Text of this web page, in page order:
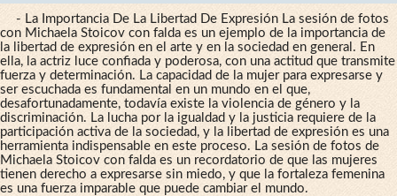
- La Importancia De La Libertad De Expresión La sesión de fotos
con Michaela Stoicov con falda es un ejemplo de la importancia de
la libertad de expresión en el arte y en la sociedad en general. En
ella, la actriz luce confiada y poderosa, con una actitud que transmite
fuerza y determinación. La capacidad de la mujer para expresarse y
ser escuchada es fundamental en un mundo en el que,
desafortunadamente, todavía existe la violencia de género y la
discriminación. La lucha por la igualdad y la justicia requiere de la
participación activa de la sociedad, y la libertad de expresión es una
herramienta indispensable en este proceso. La sesión de fotos de
Michaela Stoicov con falda es un recordatorio de que las mujeres
tienen derecho a expresarse sin miedo, y que la fortaleza femenina
es una fuerza imparable que puede cambiar el mundo.